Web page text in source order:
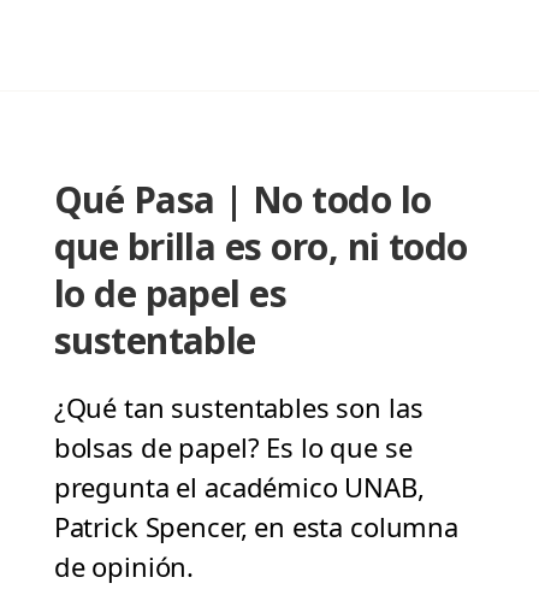
Qué Pasa | No todo lo
que brilla es oro, ni todo
lo de papel es
sustentable
¿Qué tan sustentables son las
bolsas de papel? Es lo que se
pregunta el académico UNAB,
Patrick Spencer, en esta columna
de opinión.